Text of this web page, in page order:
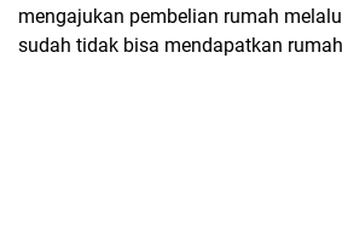
mengajukan pembelian rumah
sudah tidak bisa mendapatkan